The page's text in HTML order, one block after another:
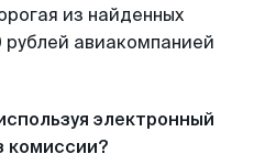
из найденных
авиакомпанией
электронный
комиссии?